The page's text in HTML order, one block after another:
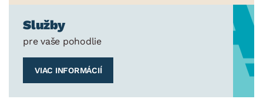
Služby
pre vaše pohodlie
VIAC INFORMÁCIÍ